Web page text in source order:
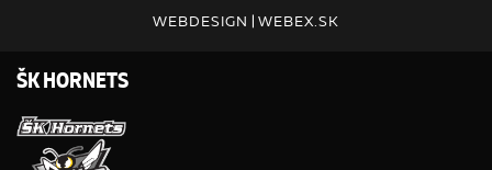
WEBDESIGN WEBEX.SK
ŠK HORNETS